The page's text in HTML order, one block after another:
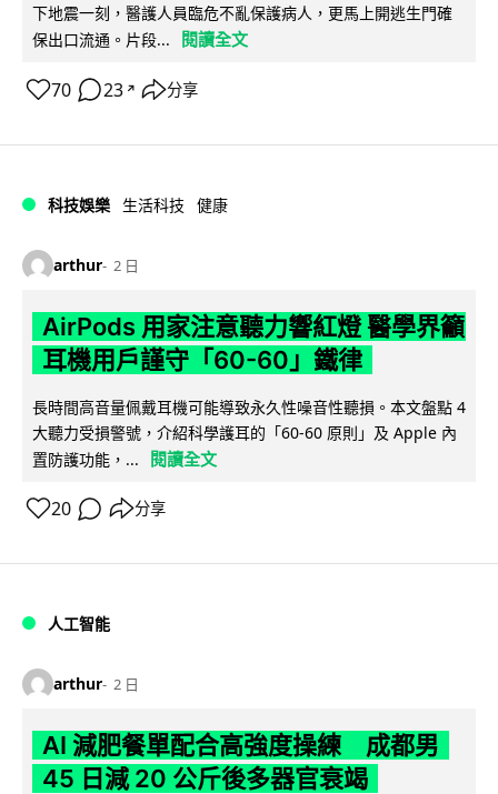
下地震一刻，醫護人員臨危不亂保護病人，更馬上開逃生門確
保出口流通。片段...
閱讀全文
70 23 ↗ 分享
科技娛樂 生活科技 健康
arthur 2 日
AirPods 用家注意聽力響紅燈 醫學界籲
耳機用戶謹守「60-60」鐵律
長時間高音量佩戴耳機可能導致永久性噪音性聽損。本文盤點 4
大聽力受損警號，介紹科學護耳的「60-60 原則」及 Apple 內
置防護功能，...
閱讀全文
20 分享
人工智能
arthur 2 日
AI 減肥餐單配合高強度操練 成都男
45 日減 20 公斤後多器官衰竭